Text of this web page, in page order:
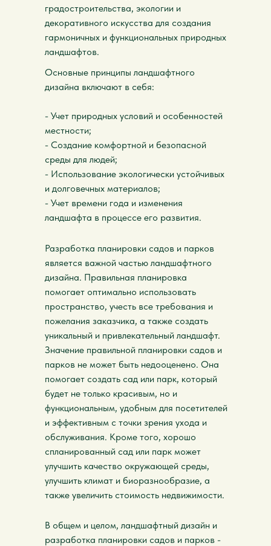
градостроительства, экологии и
декоративного искусства для создания
гармоничных и функциональных природных
ландшафтов.
Основные принципы ландшафтного
дизайна включают в себя:
- Учет природных условий и особенностей
местности;
- Создание комфортной и безопасной
среды для людей;
- Использование экологически устойчивых
и долговечных материалов;
- Учет времени года и изменения
ландшафта в процессе его развития.
Разработка планировки садов и парков
является важной частью ландшафтного
дизайна. Правильная планировка
помогает оптимально использовать
пространство, учесть все требования и
пожелания заказчика, а также создать
уникальный и привлекательный ландшафт.
Значение правильной планировки садов и
парков не может быть недооценено. Она
помогает создать сад или парк, который
будет не только красивым, но и
функциональным, удобным для посетителей
и эффективным с точки зрения ухода и
обслуживания. Кроме того, хорошо
спланированный сад или парк может
улучшить качество окружающей среды,
улучшить климат и биоразнообразие, а
также увеличить стоимость недвижимости.
В общем и целом, ландшафтный дизайн и
разработка планировки садов и парков -